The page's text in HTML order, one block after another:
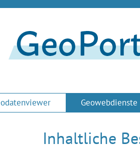
Geowebdienste
Inhaltliche